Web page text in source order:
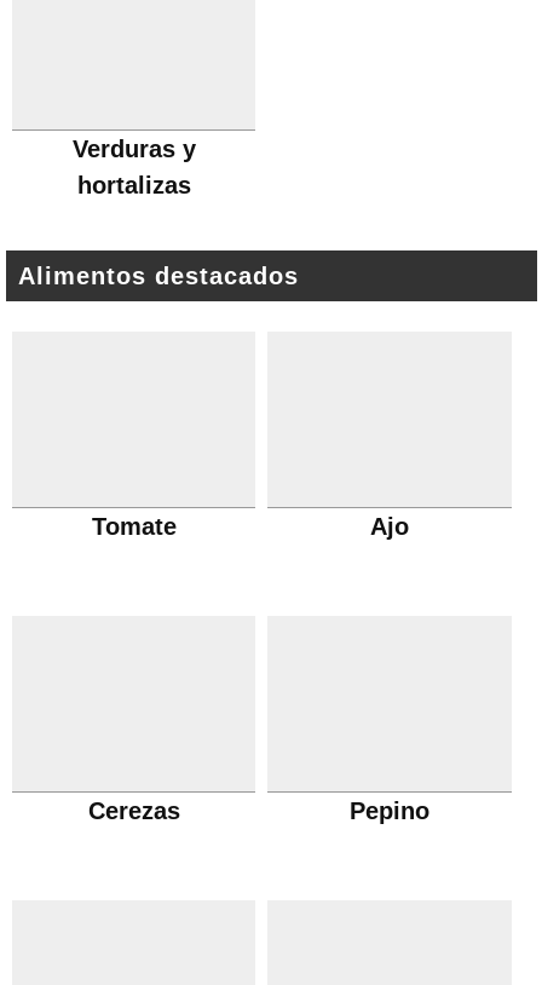
Verduras y
hortalizas
Alimentos destacados
Tomate Ajo
Cerezas Pepino